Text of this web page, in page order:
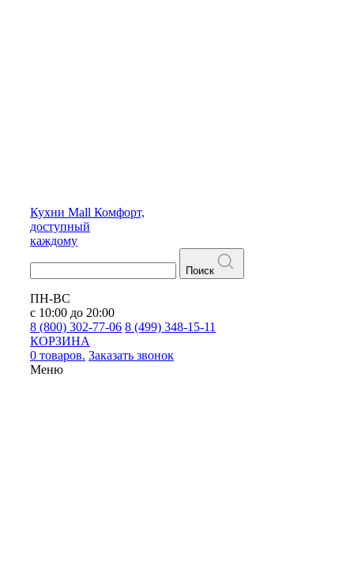
Кухни Mall Комфорт,
доступный
каждому
Поиск
ПН-ВС
с 10:00 до 20:00
8 (800) 302-77-06 8 (499) 348-15-11
КОРЗИНА
0 товаров. Заказать звонок
Меню